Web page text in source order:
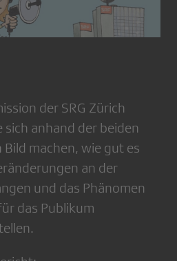
der SRG Zürich
anhand der beiden
Bild machen, wie gut es
an der
und das Phänomen
das Publikum